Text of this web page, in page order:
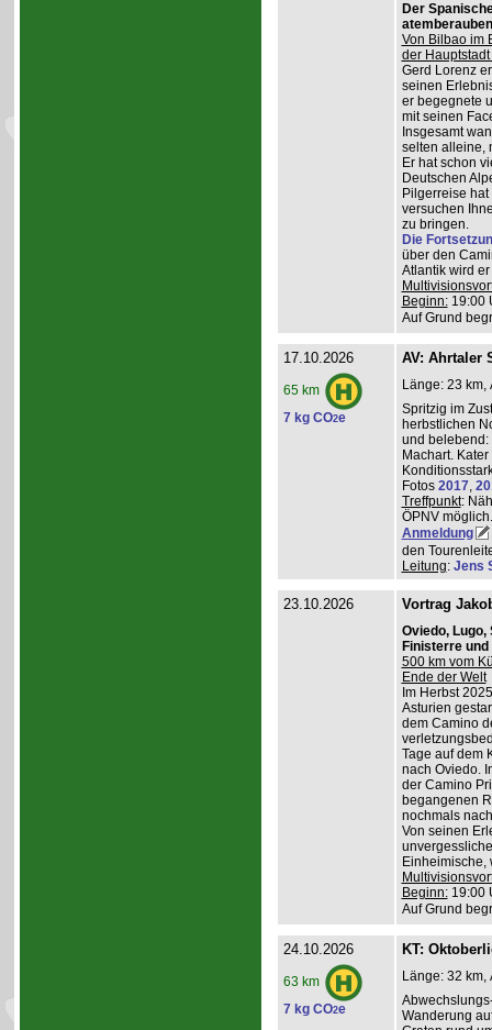
Der
Von Bilbao im
der
Gerd Lorenz
seinen
er begegnete
mit seinen
Insgesamt
selten alleine,
Er hat schon
Deutschen
Pilgerreise
versuchen
zu bringen.
Die
über den
Atlantik wird
Beginn:19:00
Auf Grund
17.10.2026
65 km
7 kg CO2e
AV: Ahrtaler
Länge: 23 km,
Spritzig im
herbstlichen
und
Machart.
Fotos 2017,
Treffpunkt:
ÖPNV möglich.
Anmeldung
den
Leitung: Jens
23.10.2026 Vortrag
Oviedo, Lugo,
Finisterre und
500 km vom
Ende der Welt
Im Herbst
Asturien
dem Camino
Tage auf dem
nach Oviedo.
der Camino
begangenen
nochmals
Von seinen
Einheimische,
Beginn:19:00
Auf Grund
24.10.2026
63 km
7 kg CO2e
KT:
Länge: 32 km,
Wanderung